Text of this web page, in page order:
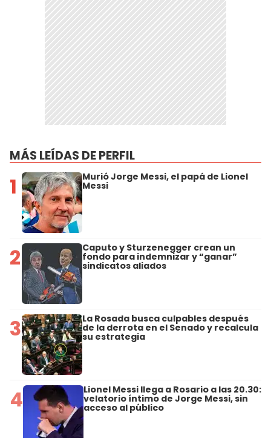
MÁS LEÍDAS DE PERFIL
1 Murió Jorge Messi, el papá de Lionel
Messi
2 Caputo y Sturzenegger crean un
fondo para indemnizar y “ganar”
sindicatos aliados
3 La Rosada busca culpables después
de la derrota en el Senado y recalcula
su estrategia
4 Lionel Messi llega a Rosario a las 20.30:
velatorio íntimo de Jorge Messi, sin
acceso al público